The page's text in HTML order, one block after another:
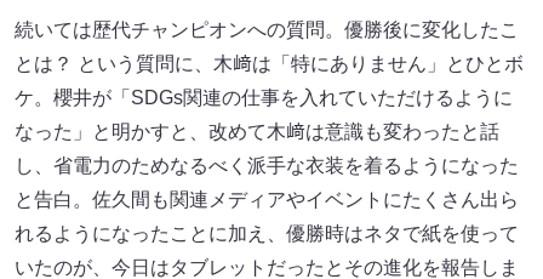
続いては歴代チャンピオンへの質問。優勝後に変化したこ
とは？ という質問に、木﨑は「特にありません」とひとボ
ケ。櫻井が「SDGs関連の仕事を入れていただけるように
なった」と明かすと、改めて木﨑は意識も変わったと話
し、省電力のためなるべく派手な衣装を着るようになった
と告白。佐久間も関連メディアやイベントにたくさん出ら
れるようになったことに加え、優勝時はネタで紙を使って
いたのが、今日はタブレットだったとその進化を報告しま